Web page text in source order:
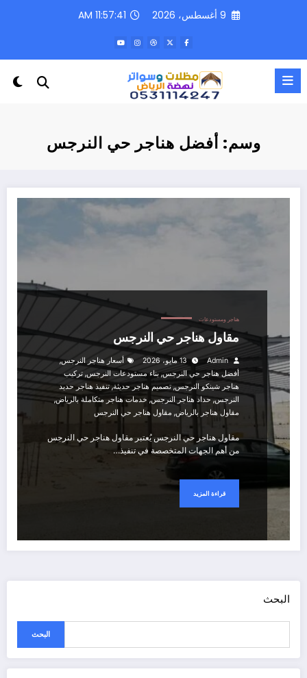
9 أغسطس، 2026 11:57:41 AM
وسم: أفضل هناجر حي النرجس
هناجر ومستودعات
مقاول هناجر حي النرجس
Admin 13 مايو، 2026 أسعار هناجر النرجس,
أفضل هناجر حي النرجس,بناء مستودعات النرجس, تركيب
هناجر شينكو النرجس,تصميم هناجر حديثة, تنفيذ هناجر حديد
النرجس,حداد هناجر النرجس, خدمات هناجر متكاملة بالرياض,
مقاول هناجر بالرياض, مقاول هناجر حي النرجس
مقاول هناجر حي النرجس يُعتبر مقاول هناجر حي النرجس
من أهم الجهات المتخصصة في تنفيذ…
قراءة المزيد
البحث
البحث